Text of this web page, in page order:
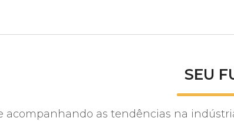
SEU
acompanhando as tendências na